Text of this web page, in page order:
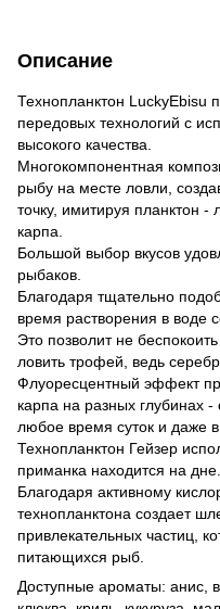
Описание
Технопланктон LuckyEbisu
передовых технологий с
высокого качества.
Многокомпонентная
рыбу на месте ловли,
точку, имитируя планктон
карпа.
Большой выбор вкусов
рыбаков.
Благодаря тщательно
время растворения в воде
Это позволит не
ловить трофей, ведь
Флуоресцентный эффект
карпа на разных глубинах
любое время суток и даже
Технопланктон Гейзер
приманка находится на дне.
Благодаря активному
технопланктона создает
привлекательных частиц,
питающихся рыб.
Доступные ароматы: анис,